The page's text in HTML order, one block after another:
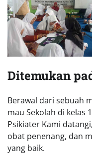
Ditemukan
Berawal dari sebuah
mau Sekolah di kelas
Psikiater Kami
obat penenang, dan
yang baik.